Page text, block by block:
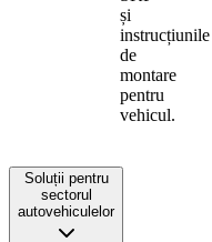
și
instrucțiunile
de
montare
pentru
vehicul.
Soluții pentru
sectorul
autovehiculelor